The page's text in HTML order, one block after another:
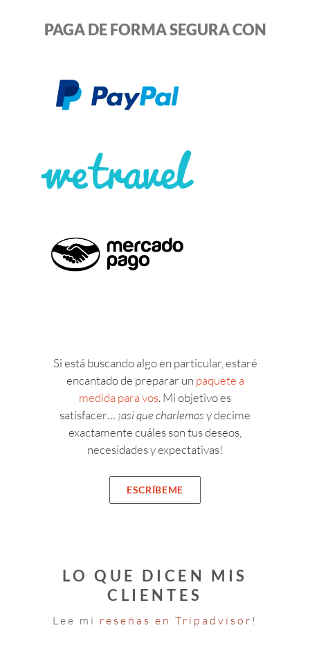
PAGA DE FORMA SEGURA CON
Si está buscando algo en particular, estaré
encantado de preparar un paquete a
medida para vos. Mi objetivo es
satisfacer… ¡así que charlemosy decime
exactamente cuáles son tus deseos,
necesidades y expectativas!
ESCRÍBEME
LO QUE DICEN MIS
CLIENTES
Lee mi reseñas en Tripadvisor !